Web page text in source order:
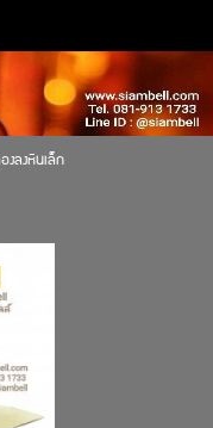
งลงหินเล็ก